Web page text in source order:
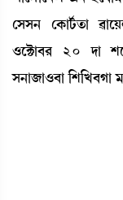
ëÎÎ> ëA¡ài¢¡t¡à
*ìC¡à¤¹ 20 ƒà
Î>à\à*¤à [Å[J¤Kà